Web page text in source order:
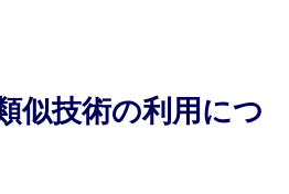
似技術の利用につ